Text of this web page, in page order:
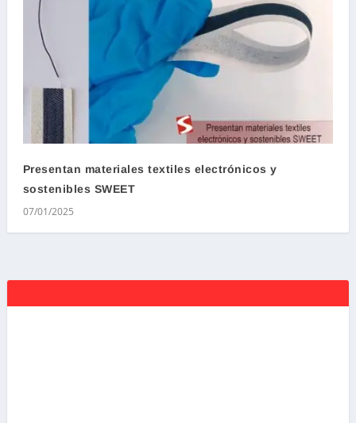
Presentan materiales textiles electrónicos y
sostenibles SWEET
07/01/2025